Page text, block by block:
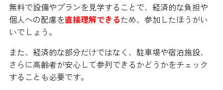
無料で設備やプランを見学することで、経済的な負担や
個人への配慮を直接理解できるため、参加したほうがい
いでしょう。
また、経済的な部分だけではなく、駐車場や宿泊施設、
さらに高齢者が安心して参列できるかどうかをチェック
することも必要です。